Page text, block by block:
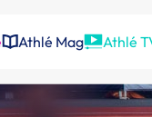
Athlé Mag Athlé